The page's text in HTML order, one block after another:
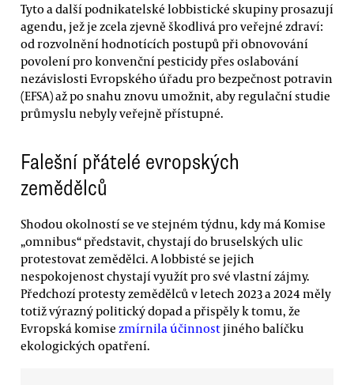
Tyto a další podnikatelské lobbistické skupiny prosazují
agendu, jež je zcela zjevně škodlivá pro veřejné zdraví:
od rozvolnění hodnotících postupů při obnovování
povolení pro konvenční pesticidy přes oslabování
nezávislosti Evropského úřadu pro bezpečnost potravin
(EFSA) až po snahu znovu umožnit, aby regulační studie
průmyslu nebyly veřejně přístupné.
Falešní přátelé evropských
zemědělců
Shodou okolností se ve stejném týdnu, kdy má Komise
„omnibus“ představit, chystají do bruselských ulic
protestovat zemědělci. A lobbisté se jejich
nespokojenost chystají využít pro své vlastní zájmy.
Předchozí protesty zemědělců v letech 2023 a 2024 měly
totiž výrazný politický dopad a přispěly k tomu, že
Evropská komise zmírnila účinnostjiného balíčku
ekologických opatření.